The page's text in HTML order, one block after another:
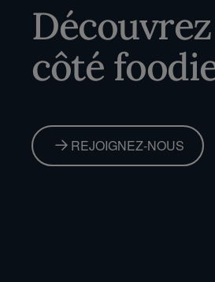
côté
REJOIGNEZ-NOUS